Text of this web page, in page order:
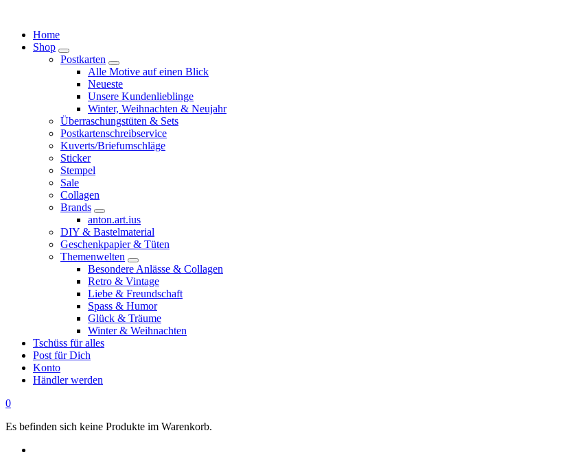
Inhalt
Home
Shop
Postkarten
Alle Motive auf einen Blick
Neueste
Unsere Kundenlieblinge
Winter, Weihnachten & Neujahr
Überraschungstüten & Sets
Postkartenschreibservice
Kuverts/Briefumschläge
Sticker
Stempel
Sale
Collagen
Brands
anton.art.ius
DIY & Bastelmaterial
Geschenkpapier & Tüten
Themenwelten
Besondere Anlässe & Collagen
Retro & Vintage
Liebe & Freundschaft
Spass & Humor
Glück & Träume
Winter & Weihnachten
Tschüss für alles
Post für Dich
Konto
Händler werden
0
Es befinden sich keine Produkte im Warenkorb.